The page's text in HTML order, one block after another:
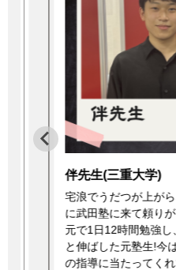
田仲先生(近畿大学)
元武田塾生。ゼロから
大・国立大学に逆転
輩に教えるべく武田
ています!生物と化学
生に聞いてみよう!(担